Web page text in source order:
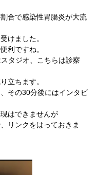
合で感染性胃腸炎が大流
けました。
利ですね。
タジオ、こちらは診察
立ちます。
その30分後にはインタビ
はできませんが
リンクをはっておきま